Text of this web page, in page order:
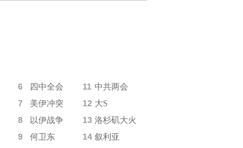
6 四中全会 11 中共两会
7 美伊冲突 12 大S
8 以伊战争 13 洛杉矶大火
9 何卫东 14 叙利亚